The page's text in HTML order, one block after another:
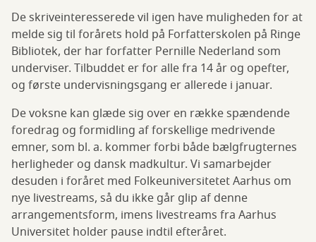
De skriveinteresserede vil igen have muligheden for at
melde sig til forårets hold på Forfatterskolen på Ringe
Bibliotek, der har forfatter Pernille Nederland som
underviser. Tilbuddet er for alle fra 14 år og opefter,
og første undervisningsgang er allerede i januar.
De voksne kan glæde sig over en række spændende
foredrag og formidling af forskellige medrivende
emner, som bl. a. kommer forbi både bælgfrugternes
herligheder og dansk madkultur. Vi samarbejder
desuden i foråret med Folkeuniversitetet Aarhus om
nye livestreams, så du ikke går glip af denne
arrangementsform, imens livestreams fra Aarhus
Universitet holder pause indtil efteråret.